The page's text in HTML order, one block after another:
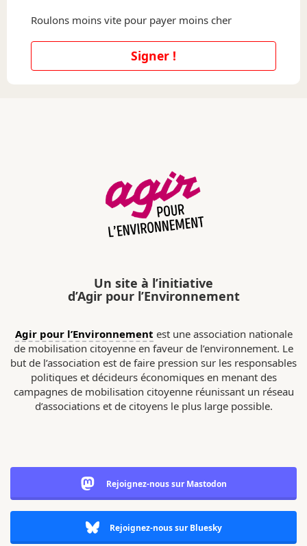
Roulons moins vite pour payer moins cher
Signer !
Un site à l’initiative
d’Agir pour l’Environnement
Agir pour l’Environnement est une association nationale
de mobilisation citoyenne en faveur de l’environnement. Le
but de l’association est de faire pression sur les responsables
politiques et décideurs économiques en menant des
campagnes de mobilisation citoyenne réunissant un réseau
d’associations et de citoyens le plus large possible.
Rejoignez-nous sur Mastodon
Rejoignez-nous sur Bluesky